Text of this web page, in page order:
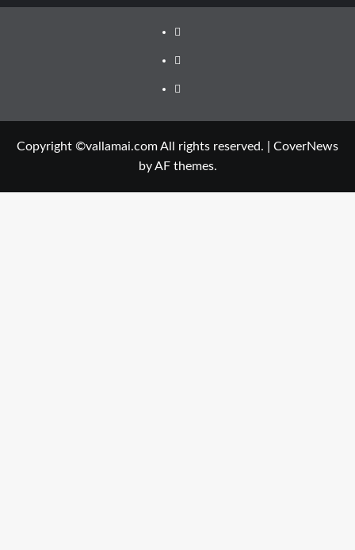
Facebook
Twitter
Youtube
Copyright ©vallamai.com All rights reserved.
CoverNews
by AF themes.